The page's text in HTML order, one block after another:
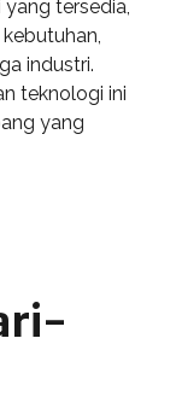
yang tersedia,
industri.
teknologi ini
yang